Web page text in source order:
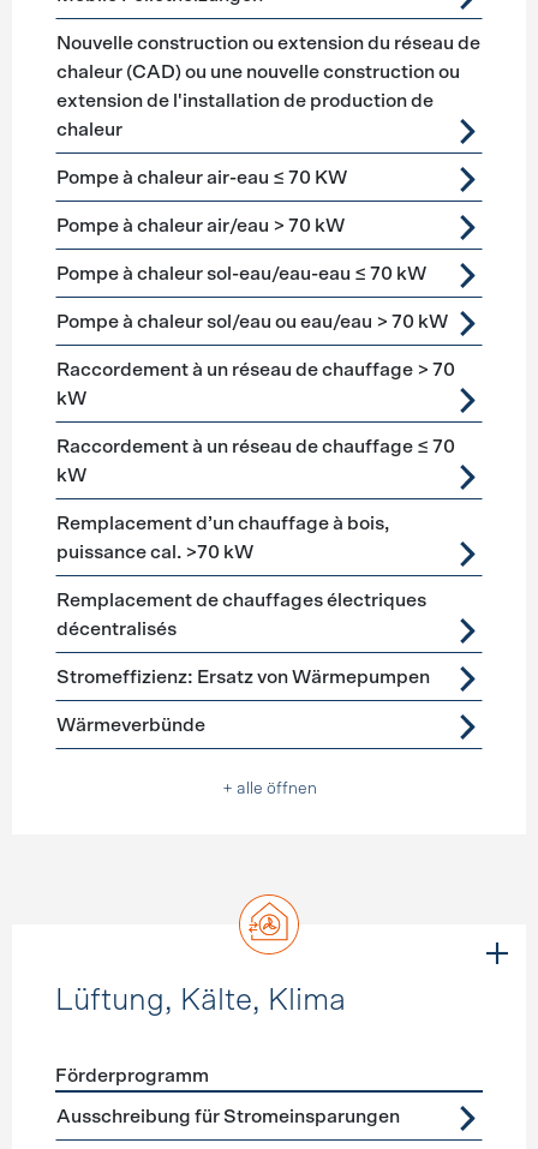
Nouvelle construction ou extension du réseau de
chaleur (CAD) ou une nouvelle construction ou
extension de l'installation de production de
chaleur
Pompe à chaleur air-eau ≤ 70 KW
Pompe à chaleur air/eau > 70 kW
Pompe à chaleur sol-eau/eau-eau ≤ 70 kW
Pompe à chaleur sol/eau ou eau/eau > 70 kW
Raccordement à un réseau de chauffage > 70
kW
Raccordement à un réseau de chauffage ≤ 70
kW
Remplacement d’un chauffage à bois,
puissance cal. >70 kW
Remplacement de chauffages électriques
décentralisés
Stromeffizienz: Ersatz von Wärmepumpen
Wärmeverbünde
+ alle öffnen
Lüftung, Kälte, Klima
Förderprogramme Lüftung, Kälte, Klima
Förderprogramm
Ausschreibung für Stromeinsparungen